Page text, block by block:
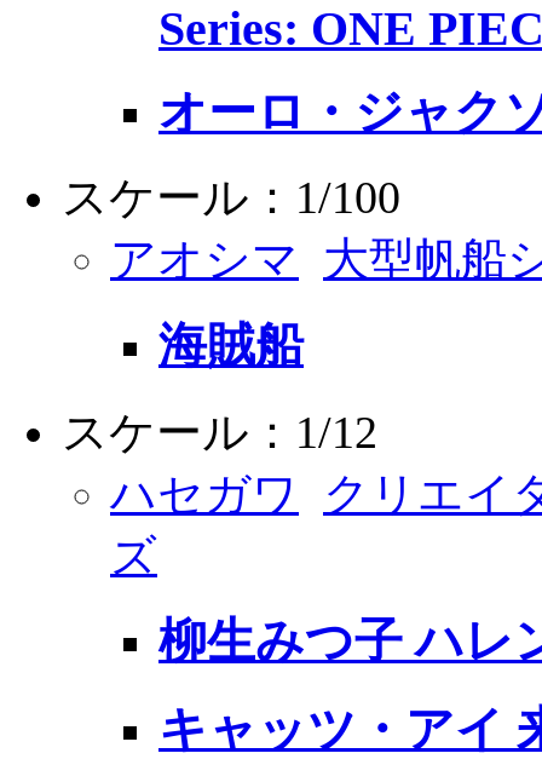
Series: ONE
オーロ・ジャク
スケール：1/100
アオシマ
大型帆船
海賊船
スケール：1/12
ハセガワ
クリエイ
ズ
柳生みつ子 ハレ
キャッツ・アイ